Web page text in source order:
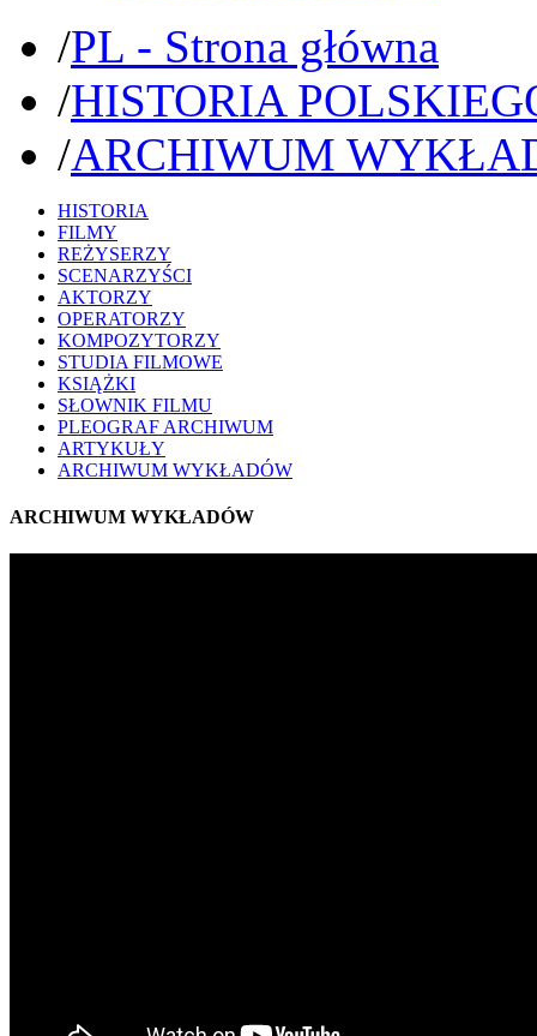
/PL - Strona główna
/HISTORIA
/ARCHIWUM
HISTORIA
FILMY
REŻYSERZY
SCENARZYŚCI
AKTORZY
OPERATORZY
KOMPOZYTORZY
STUDIA FILMOWE
KSIĄŻKI
SŁOWNIK FILMU
PLEOGRAF ARCHIWUM
ARTYKUŁY
ARCHIWUM WYKŁADÓW
ARCHIWUM WYKŁADÓW